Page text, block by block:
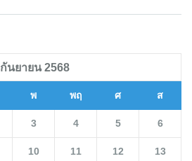
กันยายน 2568
พ พฤ ศ ส
3 4 5 6
10 11 12 13